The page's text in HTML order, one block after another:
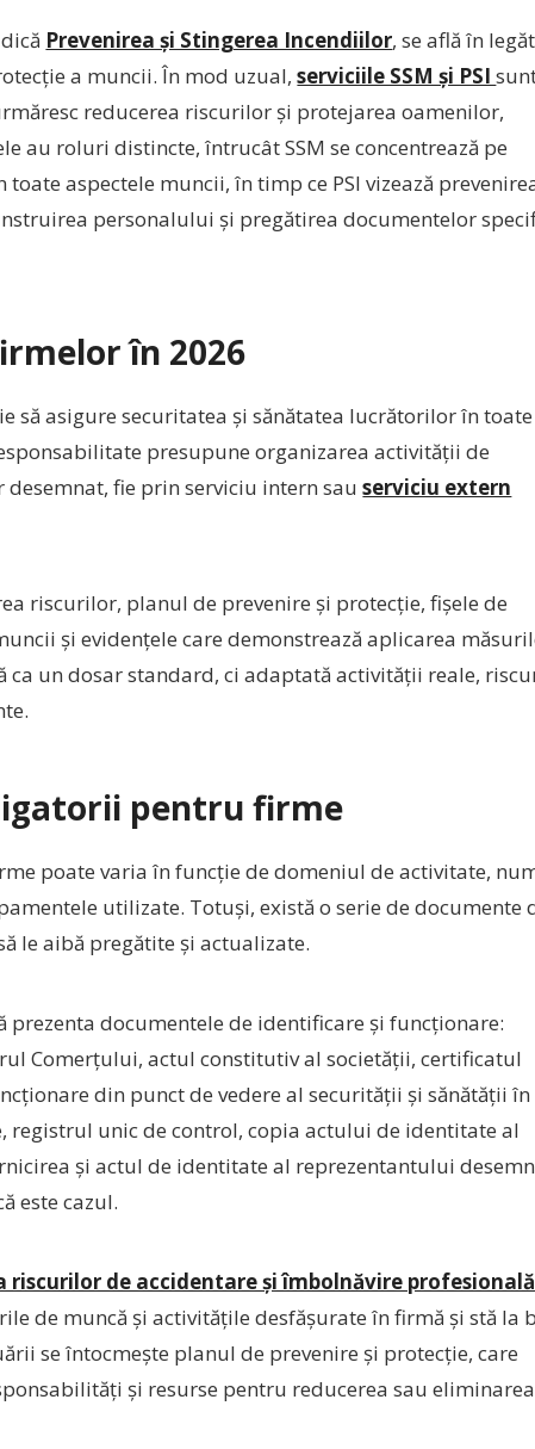
Prevenirea și Stingerea Incendiilor, se află în
a muncii. În mod uzual,serviciile SSM și PSI
reducerea riscurilor și protejarea oamenilor,
au roluri distincte, întrucât SSM se concentrează pe
aspectele muncii, în timp ce PSI vizează
personalului și pregătirea documentelor
în 2026
să asigure securitatea și sănătatea lucrătorilor în toate
presupune organizarea activității de
fie prin serviciu intern sauserviciu extern
riscurilor, planul de prevenire și protecție, fișele de
și evidențele care demonstrează aplicarea
ca un dosar standard, ci adaptată activității reale,
pentru firme
poate varia în funcție de domeniul de activitate,
utilizate. Totuși, există o serie de documente
le aibă pregătite și actualizate.
documentele de identificare și funcționare:
Comerțului, actul constitutiv al societății, certificatul
din punct de vedere al securității și sănătății în
registrul unic de control, copia actului de identitate al
și actul de identitate al reprezentantului
este cazul.
riscurilor de accidentare și îmbolnăvire profesională
de muncă și activitățile desfășurate în firmă și stă la
se întocmește planul de prevenire și protecție, care
și resurse pentru reducerea sau eliminarea